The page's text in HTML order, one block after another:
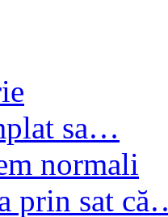
sa…
normali
prin sat